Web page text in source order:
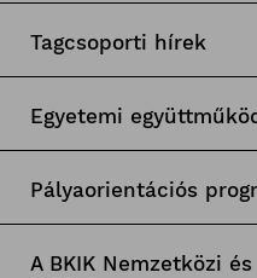
Tagcsoporti hírek
Egyetemi
Pályaorientációs
A BKIK Nemzetközi